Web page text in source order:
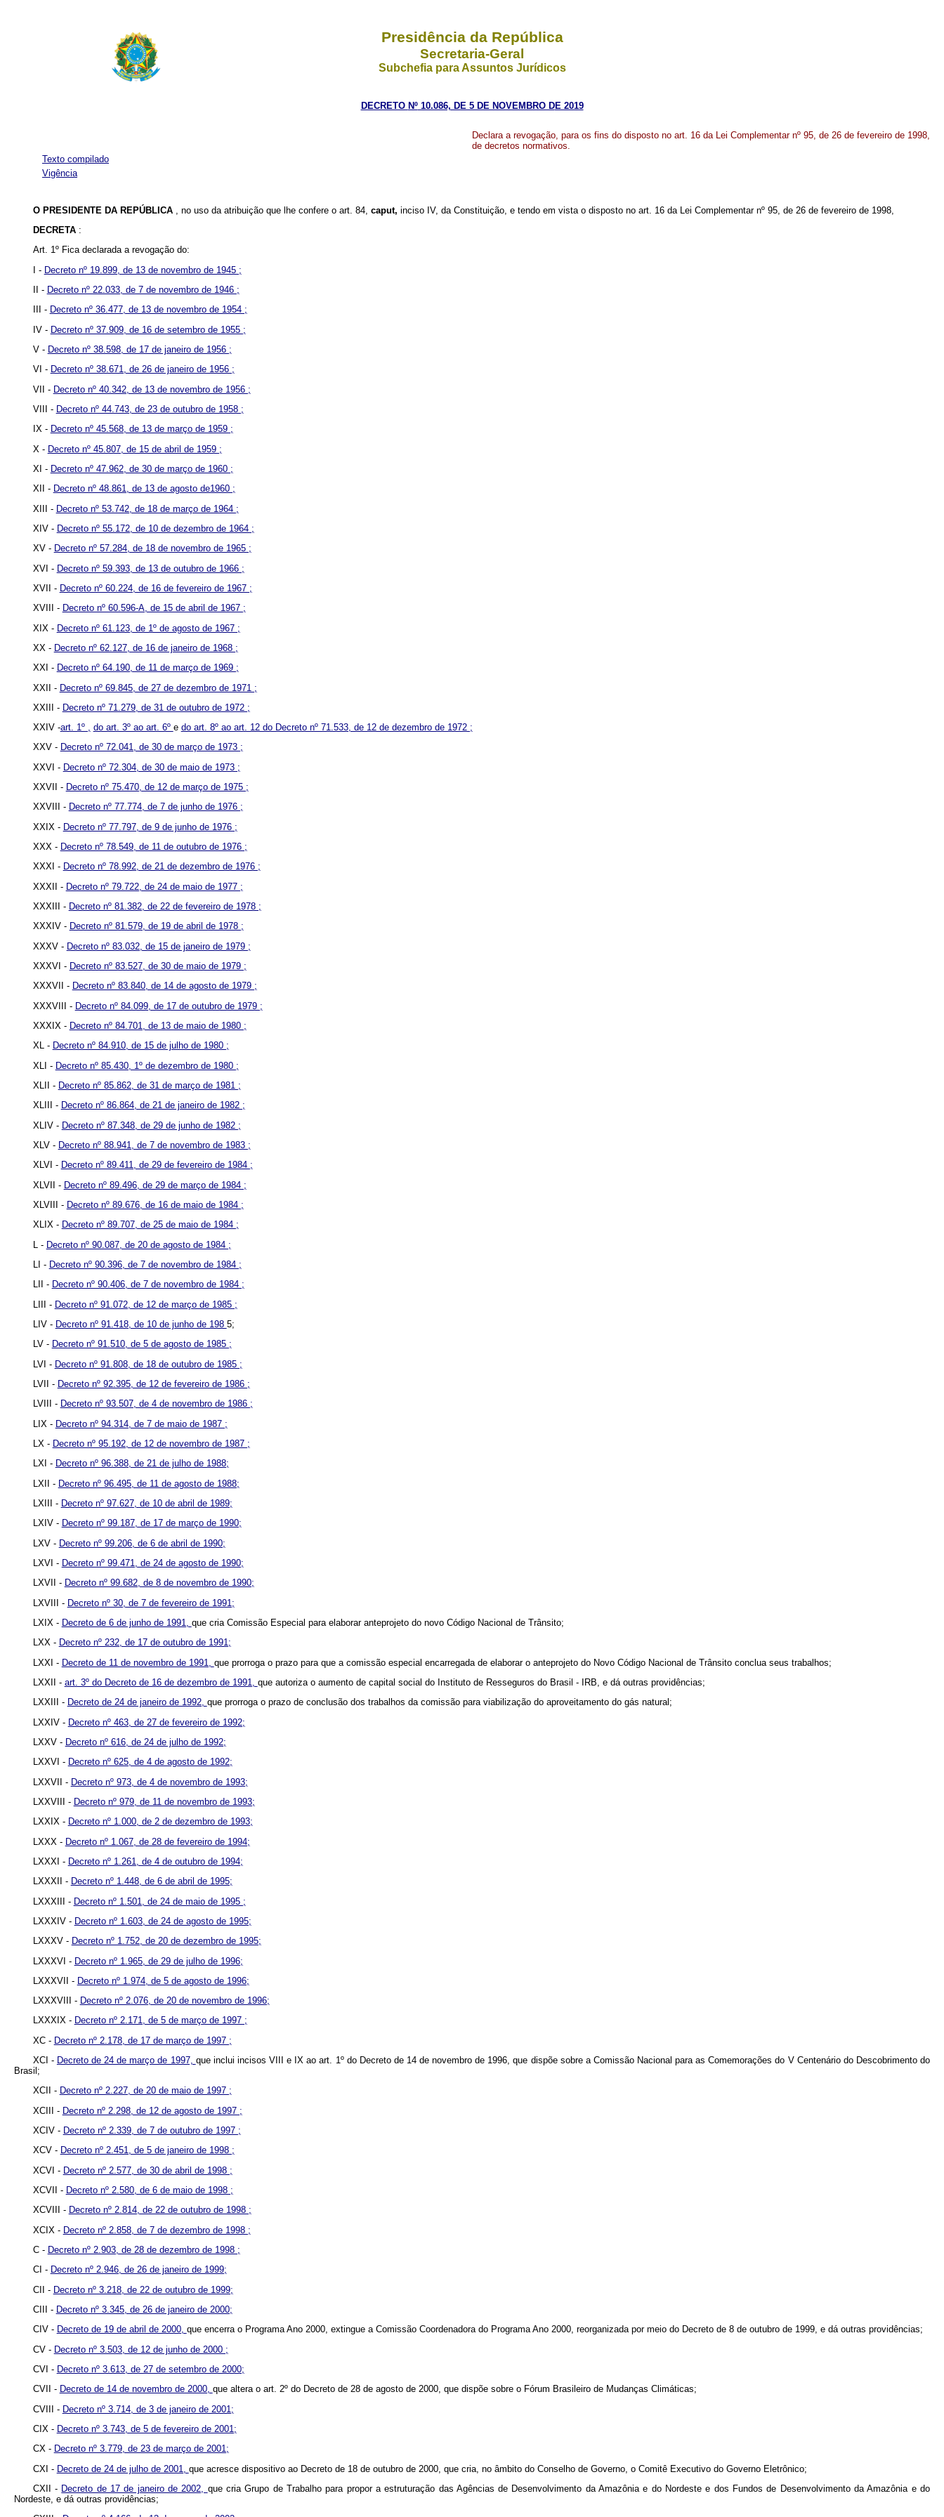
Presidência da República
Secretaria-Geral
Subchefia para Assuntos Jurídicos
DECRETO Nº10.086, DE 5 DE NOVEMBRO DE 2019
Declara a revogação, para os fins do disposto no art. 16 da Lei Complementar nº 95, de 26 de fevereiro de 1998,
de decretos normativos.
Texto compilado
Vigência
O PRESIDENTE DA REPÚBLICA , no uso da atribuição que lhe confere o art. 84, caput, inciso IV, da Constituição, e tendo em vista o disposto no art. 16 da Lei Complementar nº 95, de 26 de fevereiro de 1998,
DECRETA :
Art. 1º Fica declarada a revogação do:
I - Decreto nº 19.899, de 13 de novembro de 1945 ;
II - Decreto nº 22.033, de 7 de novembro de 1946 ;
III - Decreto nº 36.477, de 13 de novembro de 1954 ;
IV - Decreto nº 37.909, de 16 de setembro de 1955 ;
V - Decreto nº 38.598, de 17 de janeiro de 1956 ;
VI - Decreto nº 38.671, de 26 de janeiro de 1956 ;
VII - Decreto nº 40.342, de 13 de novembro de 1956 ;
VIII - Decreto nº 44.743, de 23 de outubro de 1958 ;
IX - Decreto nº 45.568, de 13 de março de 1959 ;
X - Decreto nº 45.807, de 15 de abril de 1959 ;
XI - Decreto nº 47.962, de 30 de março de 1960 ;
XII - Decreto nº 48.861, de 13 de agosto de1960 ;
XIII - Decreto nº 53.742, de 18 de março de 1964 ;
XIV - Decreto nº 55.172, de 10 de dezembro de 1964 ;
XV - Decreto nº 57.284, de 18 de novembro de 1965 ;
XVI - Decreto nº 59.393, de 13 de outubro de 1966 ;
XVII - Decreto nº 60.224, de 16 de fevereiro de 1967 ;
XVIII - Decreto nº 60.596-A, de 15 de abril de 1967 ;
XIX - Decreto nº 61.123, de 1º de agosto de 1967 ;
XX - Decreto nº 62.127, de 16 de janeiro de 1968 ;
XXI - Decreto nº 64.190, de 11 de março de 1969 ;
XXII - Decreto nº 69.845, de 27 de dezembro de 1971 ;
XXIII - Decreto nº 71.279, de 31 de outubro de 1972 ;
XXIV -art. 1º , do art. 3º ao art. 6º e do art. 8º ao art. 12 do Decreto nº 71.533, de 12 de dezembro de 1972 ;
XXV - Decreto nº 72.041, de 30 de março de 1973 ;
XXVI - Decreto nº 72.304, de 30 de maio de 1973 ;
XXVII - Decreto nº 75.470, de 12 de março de 1975 ;
XXVIII - Decreto nº 77.774, de 7 de junho de 1976 ;
XXIX - Decreto nº 77.797, de 9 de junho de 1976 ;
XXX - Decreto nº 78.549, de 11 de outubro de 1976 ;
XXXI - Decreto nº 78.992, de 21 de dezembro de 1976 ;
XXXII - Decreto nº 79.722, de 24 de maio de 1977 ;
XXXIII - Decreto nº 81.382, de 22 de fevereiro de 1978 ;
XXXIV - Decreto nº 81.579, de 19 de abril de 1978 ;
XXXV - Decreto nº 83.032, de 15 de janeiro de 1979 ;
XXXVI - Decreto nº 83.527, de 30 de maio de 1979 ;
XXXVII - Decreto nº 83.840, de 14 de agosto de 1979 ;
XXXVIII - Decreto nº 84.099, de 17 de outubro de 1979 ;
XXXIX - Decreto nº 84.701, de 13 de maio de 1980 ;
XL - Decreto nº 84.910, de 15 de julho de 1980 ;
XLI - Decreto nº 85.430, 1º de dezembro de 1980 ;
XLII - Decreto nº 85.862, de 31 de março de 1981 ;
XLIII - Decreto nº 86.864, de 21 de janeiro de 1982 ;
XLIV - Decreto nº 87.348, de 29 de junho de 1982 ;
XLV - Decreto nº 88.941, de 7 de novembro de 1983 ;
XLVI - Decreto nº 89.411, de 29 de fevereiro de 1984 ;
XLVII - Decreto nº 89.496, de 29 de março de 1984 ;
XLVIII - Decreto nº 89.676, de 16 de maio de 1984 ;
XLIX - Decreto nº 89.707, de 25 de maio de 1984 ;
L - Decreto nº 90.087, de 20 de agosto de 1984 ;
LI - Decreto nº 90.396, de 7 de novembro de 1984 ;
LII - Decreto nº 90.406, de 7 de novembro de 1984 ;
LIII - Decreto nº 91.072, de 12 de março de 1985 ;
LIV - Decreto nº 91.418, de 10 de junho de 198 5;
LV - Decreto nº 91.510, de 5 de agosto de 1985 ;
LVI - Decreto nº 91.808, de 18 de outubro de 1985 ;
LVII - Decreto nº 92.395, de 12 de fevereiro de 1986 ;
LVIII - Decreto nº 93.507, de 4 de novembro de 1986 ;
LIX - Decreto nº 94.314, de 7 de maio de 1987 ;
LX - Decreto nº 95.192, de 12 de novembro de 1987 ;
LXI - Decreto nº 96.388, de 21 de julho de 1988;
LXII - Decreto nº 96.495, de 11 de agosto de 1988;
LXIII - Decreto nº 97.627, de 10 de abril de 1989;
LXIV - Decreto nº 99.187, de 17 de março de 1990;
LXV - Decreto nº 99.206, de 6 de abril de 1990;
LXVI - Decreto nº 99.471, de 24 de agosto de 1990;
LXVII - Decreto nº 99.682, de 8 de novembro de 1990;
LXVIII - Decreto nº 30, de 7 de fevereiro de 1991;
LXIX - Decreto de 6 de junho de 1991, que cria Comissão Especial para elaborar anteprojeto do novo Código Nacional de Trânsito;
LXX - Decreto nº 232, de 17 de outubro de 1991;
LXXI - Decreto de 11 de novembro de 1991, que prorroga o prazo para que a comissão especial encarregada de elaborar o anteprojeto do Novo Código Nacional de Trânsito conclua seus trabalhos;
LXXII - art. 3º do Decreto de 16 de dezembro de 1991, que autoriza o aumento de capital social do Instituto de Resseguros do Brasil - IRB, e dá outras providências;
LXXIII - Decreto de 24 de janeiro de 1992, que prorroga o prazo de conclusão dos trabalhos da comissão para viabilização do aproveitamento do gás natural;
LXXIV - Decreto nº 463, de 27 de fevereiro de 1992;
LXXV - Decreto nº 616, de 24 de julho de 1992;
LXXVI - Decreto nº 625, de 4 de agosto de 1992;
LXXVII - Decreto nº 973, de 4 de novembro de 1993;
LXXVIII - Decreto nº 979, de 11 de novembro de 1993;
LXXIX - Decreto nº 1.000, de 2 de dezembro de 1993;
LXXX - Decreto nº 1.067, de 28 de fevereiro de 1994;
LXXXI - Decreto nº 1.261, de 4 de outubro de 1994;
LXXXII - Decreto nº 1.448, de 6 de abril de 1995;
LXXXIII - Decreto nº 1.501, de 24 de maio de 1995 ;
LXXXIV - Decreto nº 1.603, de 24 de agosto de 1995;
LXXXV - Decreto nº 1.752, de 20 de dezembro de 1995;
LXXXVI - Decreto nº 1.965, de 29 de julho de 1996;
LXXXVII - Decreto nº 1.974, de 5 de agosto de 1996;
LXXXVIII - Decreto nº 2.076, de 20 de novembro de 1996;
LXXXIX - Decreto nº 2.171, de 5 de março de 1997 ;
XC - Decreto nº 2.178, de 17 de março de 1997 ;
XCI - Decreto de 24 de março de 1997, que inclui incisos VIII e IX ao art. 1º do Decreto de 14 de novembro de 1996, que dispõe sobre a Comissão Nacional para as Comemorações do V Centenário do Descobrimento do
Brasil;
XCII - Decreto nº 2.227, de 20 de maio de 1997 ;
XCIII - Decreto nº 2.298, de 12 de agosto de 1997 ;
XCIV - Decreto nº 2.339, de 7 de outubro de 1997 ;
XCV - Decreto nº 2.451, de 5 de janeiro de 1998 ;
XCVI - Decreto nº 2.577, de 30 de abril de 1998 ;
XCVII - Decreto nº 2.580, de 6 de maio de 1998 ;
XCVIII - Decreto nº 2.814, de 22 de outubro de 1998 ;
XCIX - Decreto nº 2.858, de 7 de dezembro de 1998 ;
C - Decreto nº 2.903, de 28 de dezembro de 1998 ;
CI - Decreto nº 2.946, de 26 de janeiro de 1999;
CII - Decreto nº 3.218, de 22 de outubro de 1999;
CIII - Decreto nº 3.345, de 26 de janeiro de 2000;
CIV - Decreto de 19 de abril de 2000, que encerra o Programa Ano 2000, extingue a Comissão Coordenadora do Programa Ano 2000, reorganizada por meio do Decreto de 8 de outubro de 1999, e dá outras providências;
CV - Decreto nº 3.503, de 12 de junho de 2000 ;
CVI - Decreto nº 3.613, de 27 de setembro de 2000;
CVII - Decreto de 14 de novembro de 2000, que altera o art. 2º do Decreto de 28 de agosto de 2000, que dispõe sobre o Fórum Brasileiro de Mudanças Climáticas;
CVIII - Decreto nº 3.714, de 3 de janeiro de 2001;
CIX - Decreto nº 3.743, de 5 de fevereiro de 2001;
CX - Decreto nº 3.779, de 23 de março de 2001;
CXI - Decreto de 24 de julho de 2001, que acresce dispositivo ao Decreto de 18 de outubro de 2000, que cria, no âmbito do Conselho de Governo, o Comitê Executivo do Governo Eletrônico;
CXII - Decreto de 17 de janeiro de 2002, que cria Grupo de Trabalho para propor a estruturação das Agências de Desenvolvimento da Amazônia e do Nordeste e dos Fundos de Desenvolvimento da Amazônia e do
Nordeste, e dá outras providências;